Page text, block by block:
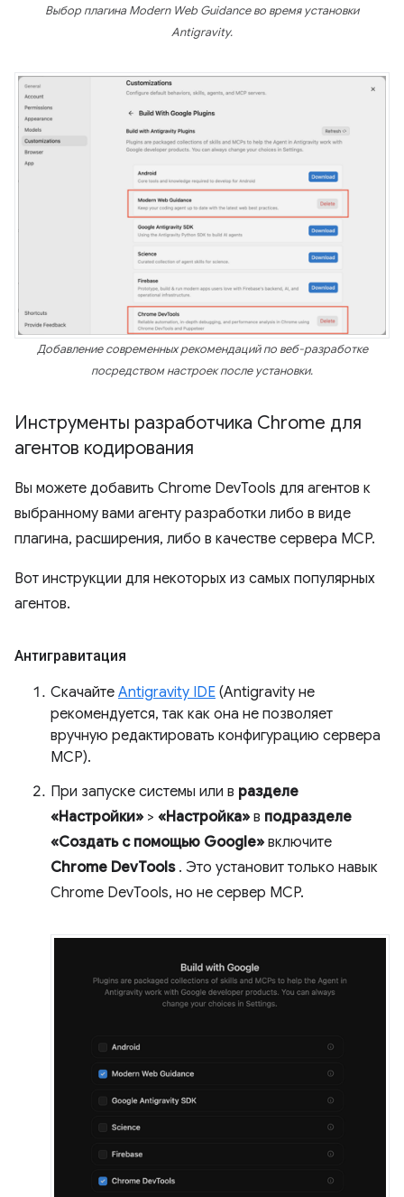
Выбор плагина Modern Web Guidance во время установки
Antigravity.
Добавление современных рекомендаций по веб-разработке
посредством настроек после установки.
Инструменты разработчика Chrome для
агентов кодирования
Вы можете добавить Chrome DevTools для агентов к
выбранному вами агенту разработки либо в виде
плагина, расширения, либо в качестве сервера MCP.
Вот инструкции для некоторых из самых популярных
агентов.
Антигравитация
Скачайте Antigravity IDE (Antigravity не
рекомендуется, так как она не позволяет
вручную редактировать конфигурацию сервера
MCP).
При запуске системы или в разделе
«Настройки» > «Настройка» в подразделе
«Создать с помощью Google» включите
Chrome DevTools. Это установит только навык
Chrome DevTools, но не сервер MCP.